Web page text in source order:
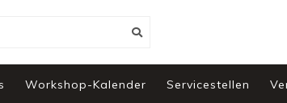
Workshop-Kalender Servicestellen